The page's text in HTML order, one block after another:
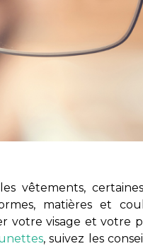
vêtements,
matières et
votre visage et votre
, suivez les